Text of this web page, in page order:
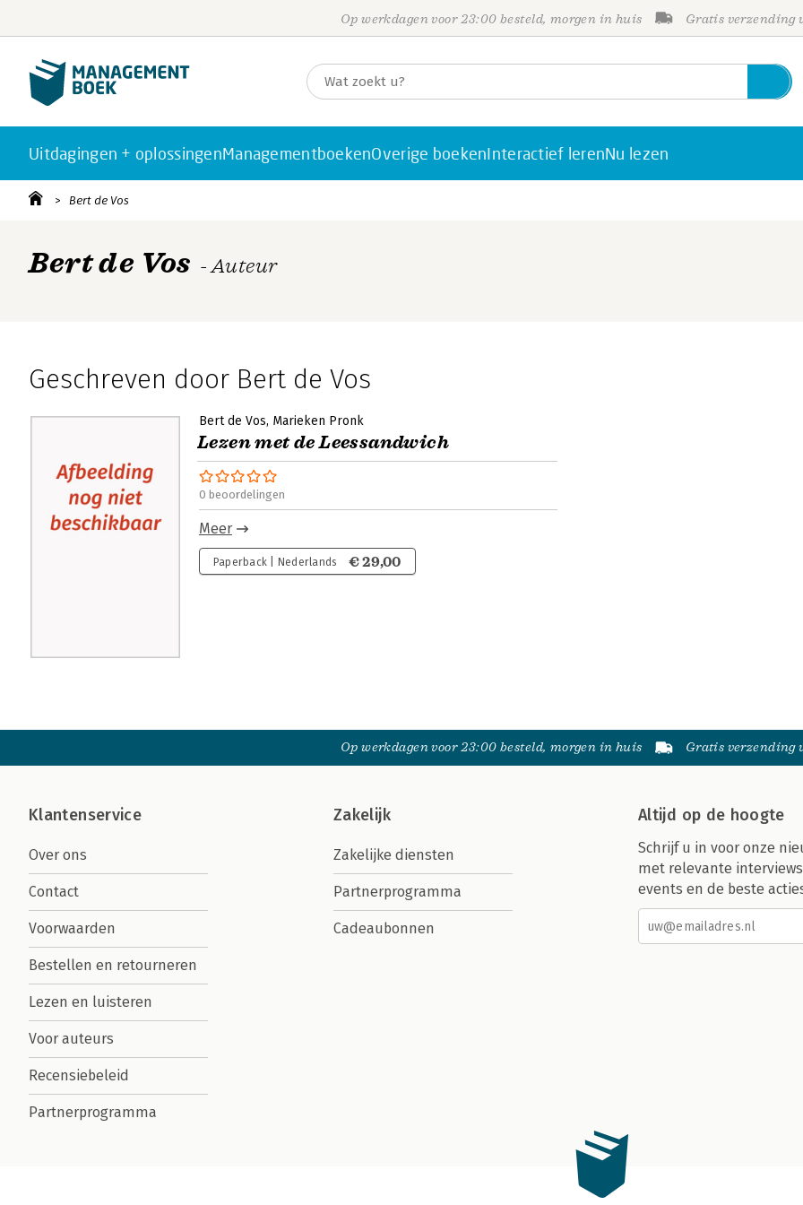
Op werkdagen voor 23:00 besteld, morgen in huis Gratis verzending
Uitdagingen + oplossingenManagementboekenOverige boekenInteractief lerenNu lezen
Bert de Vos
Bert de Vos - Auteur
Geschreven door Bert de Vos
Bert de Vos Marieken Pronk
Lezen met de Leessandwich
0 beoordelingen
Meer
Paperback | Nederlands € 29,00
Op werkdagen voor 23:00 besteld, morgen in huis Gratis verzending
Klantenservice
Over ons
Contact
Voorwaarden
Bestellen en retourneren
Lezen en luisteren
Voor auteurs
Recensiebeleid
Partnerprogramma
Zakelijk
Zakelijke diensten
Partnerprogramma
Cadeaubonnen
Altijd op de hoogte
Schrijf u in voor onze
met relevante
events en de beste